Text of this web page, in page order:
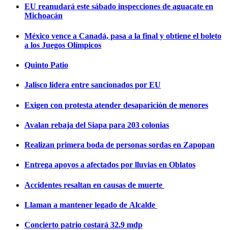
EU reanudará este sábado inspecciones de aguacate en
Michoacán
México vence a Canadá, pasa a la final y obtiene el boleto
a los Juegos Olímpicos
Quinto Patio
Jalisco lidera entre sancionados por EU
Exigen con protesta atender desaparición de menores
Avalan rebaja del Siapa para 203 colonias
Realizan primera boda de personas sordas en Zapopan
Entrega apoyos a afectados por lluvias en Oblatos
Accidentes resaltan en causas de muerte
Llaman a mantener legado de Alcalde
Concierto patrio costará 32.9 mdp